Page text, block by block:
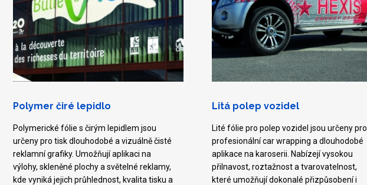
Polymer čiré lepidlo
Polymerické fólie s čirým lepidlem jsou
určeny pro tisk dlouhodobé a vizuálně čisté
reklamní grafiky. Umožňují aplikaci na
výlohy, skleněné plochy a světelné reklamy,
kde vyniká jejich průhlednost, kvalita tisku a
Litá polep vozidel
Lité fólie pro polep vozidel jsou určeny pro
profesionální car wrapping a dlouhodobé
aplikace na karoserii. Nabízejí vysokou
přilnavost, roztažnost a tvarovatelnost,
které umožňují dokonalé přizpůsobení i